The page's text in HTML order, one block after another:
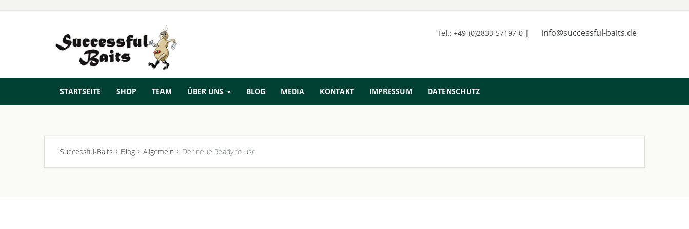
Tel.: +49-(0)2833-57197-0 | info@successful-baits.de
STARTSEITE SHOP TEAM ÜBER UNS BLOG MEDIA KONTAKT IMPRESSUM DATENSCHUTZ
Successful-Baits > Blog > Allgemein > Der neue Ready to use